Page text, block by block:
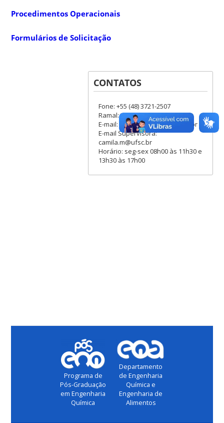
Procedimentos Operacionais
Formulários de Solicitação
CONTATOS
Fone: +55 (48) 3721-2507
Ramal: 2507
E-mail: ebiotech@contato.ufsc.br
E-mail Supervisora:
camila.m@ufsc.br
Horário: seg-sex 08h00 às 11h30 e
13h30 às 17h00
Programa de
Pós-Graduação
em Engenharia
Química
Departamento
de Engenharia
Química e
Engenharia de
Alimentos